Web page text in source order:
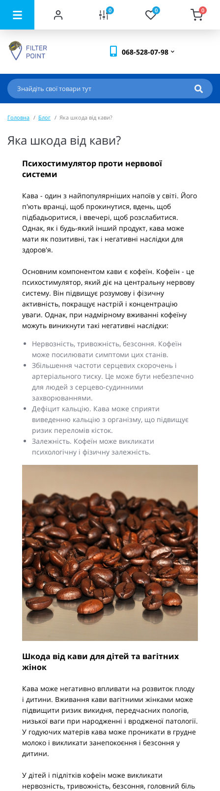
0 0 0
068-528-07-98
Головна Блог Яка шкода від кави?
Яка шкода від кави?
Психостимулятор проти нервової
системи
Кава - один з найпопулярніших напоїв у світі. Його
п'ють вранці, щоб прокинутися, вдень, щоб
підбадьоритися, і ввечері, щоб розслабитися.
Однак, як і будь-який інший продукт, кава може
мати як позитивні, так і негативні наслідки для
здоров'я.
Основним компонентом кави є кофеїн. Кофеїн - це
психостимулятор, який діє на центральну нервову
систему. Він підвищує розумову і фізичну
активність, покращує настрій і концентрацію
уваги. Однак, при надмірному вживанні кофеїну
можуть виникнути такі негативні наслідки:
Нервозність, тривожність, безсоння. Кофеїн
може посилювати симптоми цих станів.
Збільшення частоти серцевих скорочень і
артеріального тиску. Це може бути небезпечно
для людей з серцево-судинними
захворюваннями.
Дефіцит кальцію. Кава може сприяти
виведенню кальцію з організму, що підвищує
ризик переломів кісток.
Залежність. Кофеїн може викликати
психологічну і фізичну залежність.
Шкода від кави для дітей та вагітних
жінок
Кава може негативно впливати на розвиток плоду
і дитини. Вживання кави вагітними жінками може
підвищити ризик викидня, передчасних пологів,
низької ваги при народженні і вродженої патології.
У годуючих матерів кава може проникати в грудне
молоко і викликати занепокоєння і безсоння у
дитини.
У дітей і підлітків кофеїн може викликати
нервозність, тривожність, безсоння, головний біль